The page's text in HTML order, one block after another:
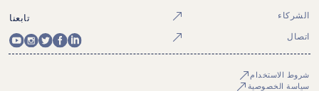
الشركاء
اتصال
تابعنا
شروط الاستخدام
سياسة الخصوصية